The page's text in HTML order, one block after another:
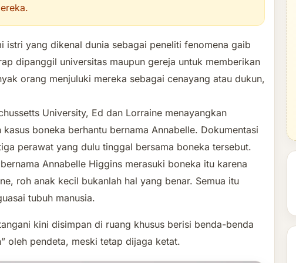
istri yang dikenal dunia sebagai peneliti fenomena gaib
dipanggil universitas maupun gereja untuk memberikan
orang menjuluki mereka sebagai cenayang atau dukun,
University, Ed dan Lorraine menayangkan
boneka berhantu bernama Annabelle. Dokumentasi
perawat yang dulu tinggal bersama boneka tersebut.
Annabelle Higgins merasuki boneka itu karena
roh anak kecil bukanlah hal yang benar. Semua itu
tubuh manusia.
kini disimpan di ruang khusus berisi benda-benda
oleh pendeta, meski tetap dijaga ketat.